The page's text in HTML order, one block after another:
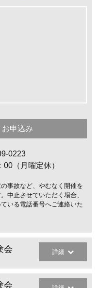
申込み
0223
（月曜定休）
事故など、やむなく開催を
中止させていただく場合、
いる電話番号へご連絡いた
会 詳細
会